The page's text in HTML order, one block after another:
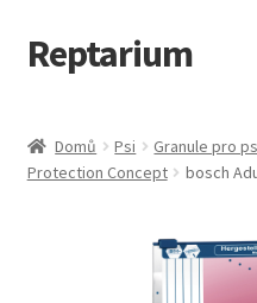
Přeskočit
na
Přejít
k
webu
Reptarium
Košík
Malá zvířata — Klece,
Domů Psi Granule pro
Protection Concept
bosch